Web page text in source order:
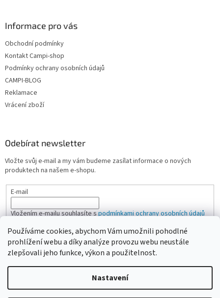
Používáme cookies, abychom Vám umožnili pohodlné
prohlížení webu a díky analýze provozu webu neustále
zlepšovali jeho funkce, výkon a použitelnost.
Nastavení
Informace pro vás
Obchodní podmínky
Kontakt Campi-shop
Podmínky ochrany osobních údajů
CAMPI-BLOG
Reklamace
Vrácení zboží
Odebírat newsletter
Vložte svůj e-mail a my vám budeme zasílat informace o nových
produktech na našem e-shopu.
E-mail
Vložením e-mailu souhlasíte spodmínkami ochrany osobních údajů
PŘIHLÁSIT SE
Vytvořil Shoptet